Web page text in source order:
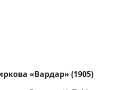
«Вардар» (1905)